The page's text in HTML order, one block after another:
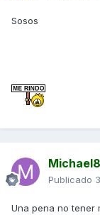
Sosos
Publicado
Una pena no tener